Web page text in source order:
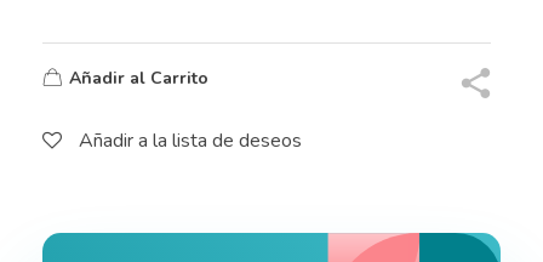
Añadir al Carrito
Añadir a la lista de deseos